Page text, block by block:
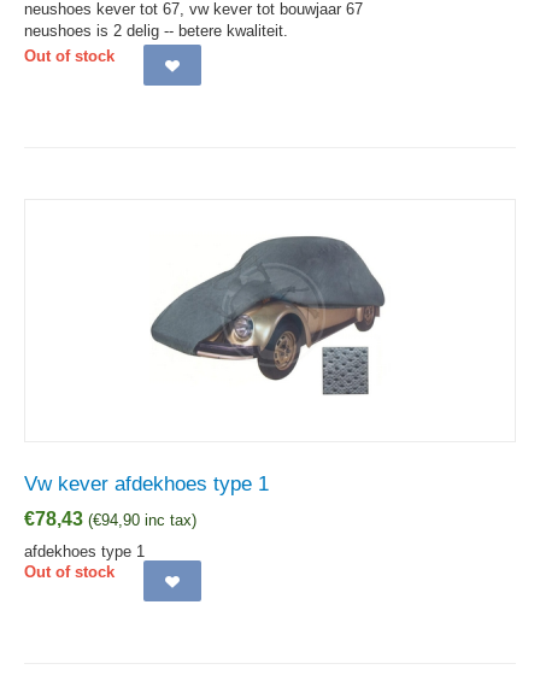
neushoes kever tot 67, vw kever tot bouwjaar 67
neushoes is 2 delig -- betere kwaliteit.
Out of stock
Vw kever afdekhoes type 1
€78,43 (€94,90 inc tax)
afdekhoes type 1
Out of stock